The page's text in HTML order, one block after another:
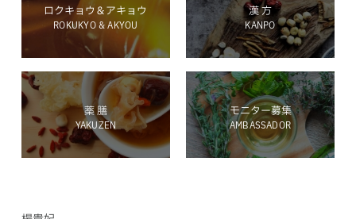
ホールディングス サイト
Language
ロクキョウ＆アキョウ
ROKUKYO & AKYOU
漢 方
KANPO
薬 膳
YAKUZEN
モニター募集
AMBASSADOR